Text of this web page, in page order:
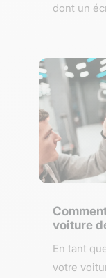
dont un
voiture
En tant
votre